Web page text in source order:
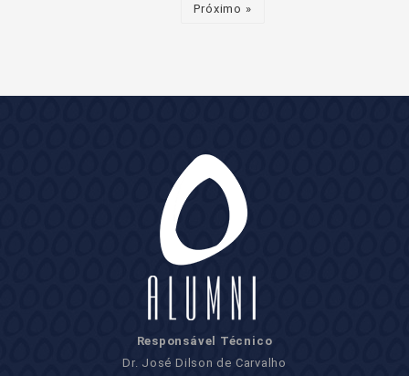
Próximo »
Responsável Técnico
Dr. José Dilson de Carvalho